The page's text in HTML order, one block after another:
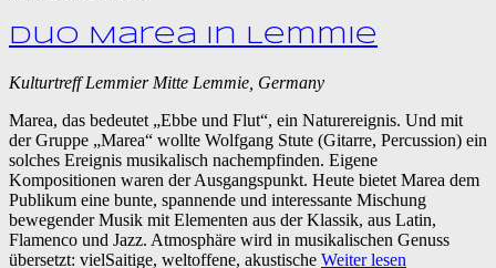
Duo Marea in Lemmie
Kulturtreff Lemmier Mitte Lemmie, Germany
Marea, das bedeutet „Ebbe und Flut“, ein Naturereignis. Und mit
der Gruppe „Marea“ wollte Wolfgang Stute (Gitarre, Percussion) ein
solches Ereignis musikalisch nachempfinden. Eigene
Kompositionen waren der Ausgangspunkt. Heute bietet Marea dem
Publikum eine bunte, spannende und interessante Mischung
bewegender Musik mit Elementen aus der Klassik, aus Latin,
Flamenco und Jazz. Atmosphäre wird in musikalischen Genuss
übersetzt: vielSaitige, weltoffene, akustische Weiter lesen